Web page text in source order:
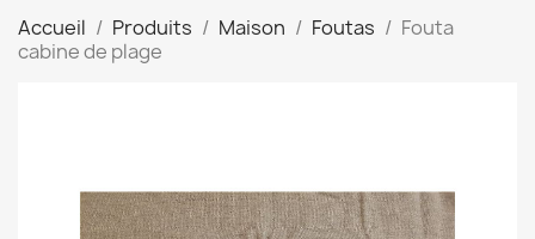
Accueil Produits Maison Foutas
Fouta
cabine de plage